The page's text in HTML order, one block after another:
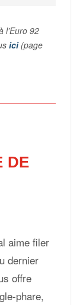
l’Euro 92
ici (page
DE
aime filer
dernier
offre
phare,